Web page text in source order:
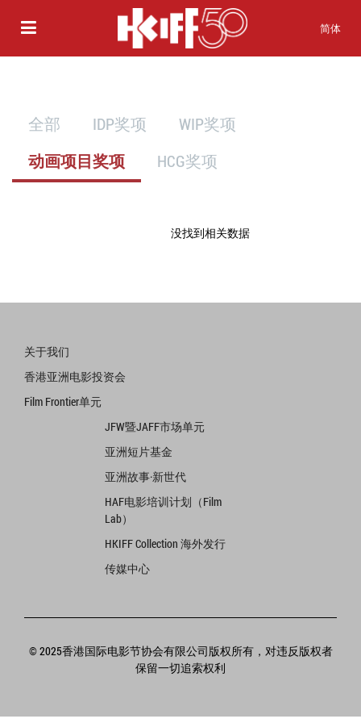
简体
全部 IDP奖项
WIP奖项
动画项目奖项
HCG奖项
没找到相关数据
关于我们
香港亚洲电影投资会
Film Frontier单元
JFW暨JAFF市场单元
亚洲短片基金
亚洲故事·新世代
HAF电影培训计划（Film
Lab）
HKIFF Collection 海外发行
传媒中心
© 2025香港国际电影节协会有限公司版权所有，对违反版权者
保留一切追索权利